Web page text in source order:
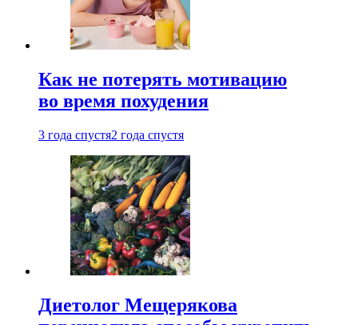
Как не потерять мотивацию
во время похудения
3 года спустя2 года спустя
Диетолог Мещерякова